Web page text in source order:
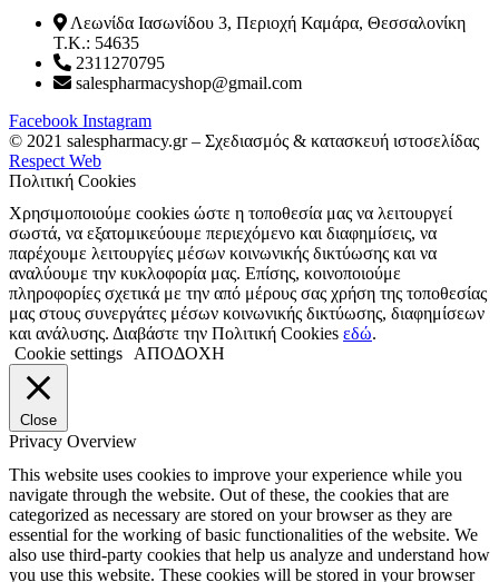
Λεωνίδα Ιασωνίδου 3, Περιοχή Καμάρα, Θεσσαλονίκη
T.K.: 54635
2311270795
salespharmacyshop@gmail.com
Facebook Instagram
© 2021 salespharmacy.gr – Σχεδιασμός & κατασκευή ιστοσελίδας
Respect Web
Πολιτική Cookies
Χρησιμοποιούμε cookies ώστε η τοποθεσία μας να λειτουργεί
σωστά, να εξατομικεύουμε περιεχόμενο και διαφημίσεις, να
παρέχουμε λειτουργίες μέσων κοινωνικής δικτύωσης και να
αναλύουμε την κυκλοφορία μας. Επίσης, κοινοποιούμε
πληροφορίες σχετικά με την από μέρους σας χρήση της τοποθεσίας
μας στους συνεργάτες μέσων κοινωνικής δικτύωσης, διαφημίσεων
και ανάλυσης. Διαβάστε την Πολιτική Cookies εδώ.
Cookie settings ΑΠΟΔΟΧΗ
Close
Privacy Overview
This website uses cookies to improve your experience while you
navigate through the website. Out of these, the cookies that are
categorized as necessary are stored on your browser as they are
essential for the working of basic functionalities of the website. We
also use third-party cookies that help us analyze and understand how
you use this website. These cookies will be stored in your browser